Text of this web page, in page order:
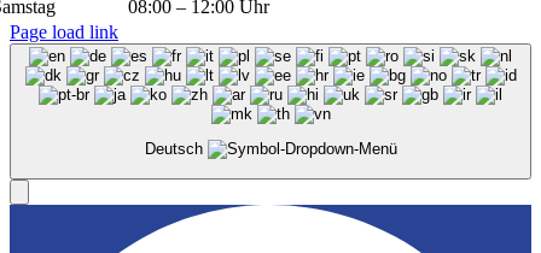
08:00 – 12:00 Uhr
Page load link
Deutsch